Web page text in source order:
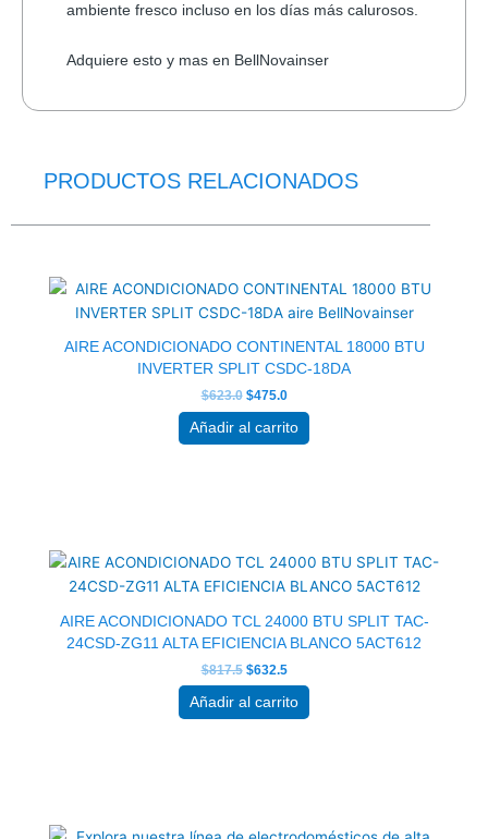
ambiente fresco incluso en los días más calurosos.
Adquiere esto y mas en BellNovainser
PRODUCTOS RELACIONADOS
AIRE ACONDICIONADO CONTINENTAL 18000 BTU
INVERTER SPLIT CSDC-18DA
$623.0
original
era:
$623.0.
$475.0
actual
es:
$475.0.
Añadir al carrito
AIRE ACONDICIONADO TCL 24000 BTU SPLIT TAC-
24CSD-ZG11 ALTA EFICIENCIA BLANCO 5ACT612
$817.5
original
era:
$817.5.
$632.5
actual
es:
$632.5.
Añadir al carrito
original
actual